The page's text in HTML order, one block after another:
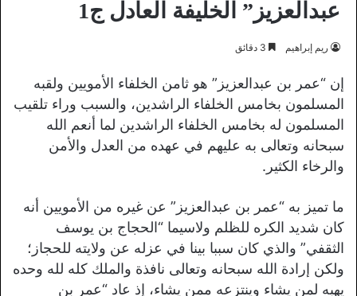
عبدالعزيز” الخليفة العادل ج1
ريم إبراهيم
إن “عمر بن عبدالعزيز” هو ثامن الخلفاء الأمويين ولقبه
المسلمون بخامس الخلفاء الراشدين، والسبب وراء تلقيب
المسلمون له بخامس الخلفاء الراشدين لما أنعم الله
سبحانه وتعالى به عليهم في عهده من العدل والأمن
والرخاء الكثير.
ما تميز به “عمر بن عبدالعزيز” عن غيره من الأمويين أنه
كان شديد الكره للظلم ولاسيما “الحجاج بن يوسف
الثقفي” والذي كان سببا بينا في عزله عن ولايته للحجاز؛
ولكن إرادة الله سبحانه وتعالى نافذة والملك كله لله وحده
يهبه لمن يشاء وينتزعه ممن يشاء، إذ عاد “عمر بن